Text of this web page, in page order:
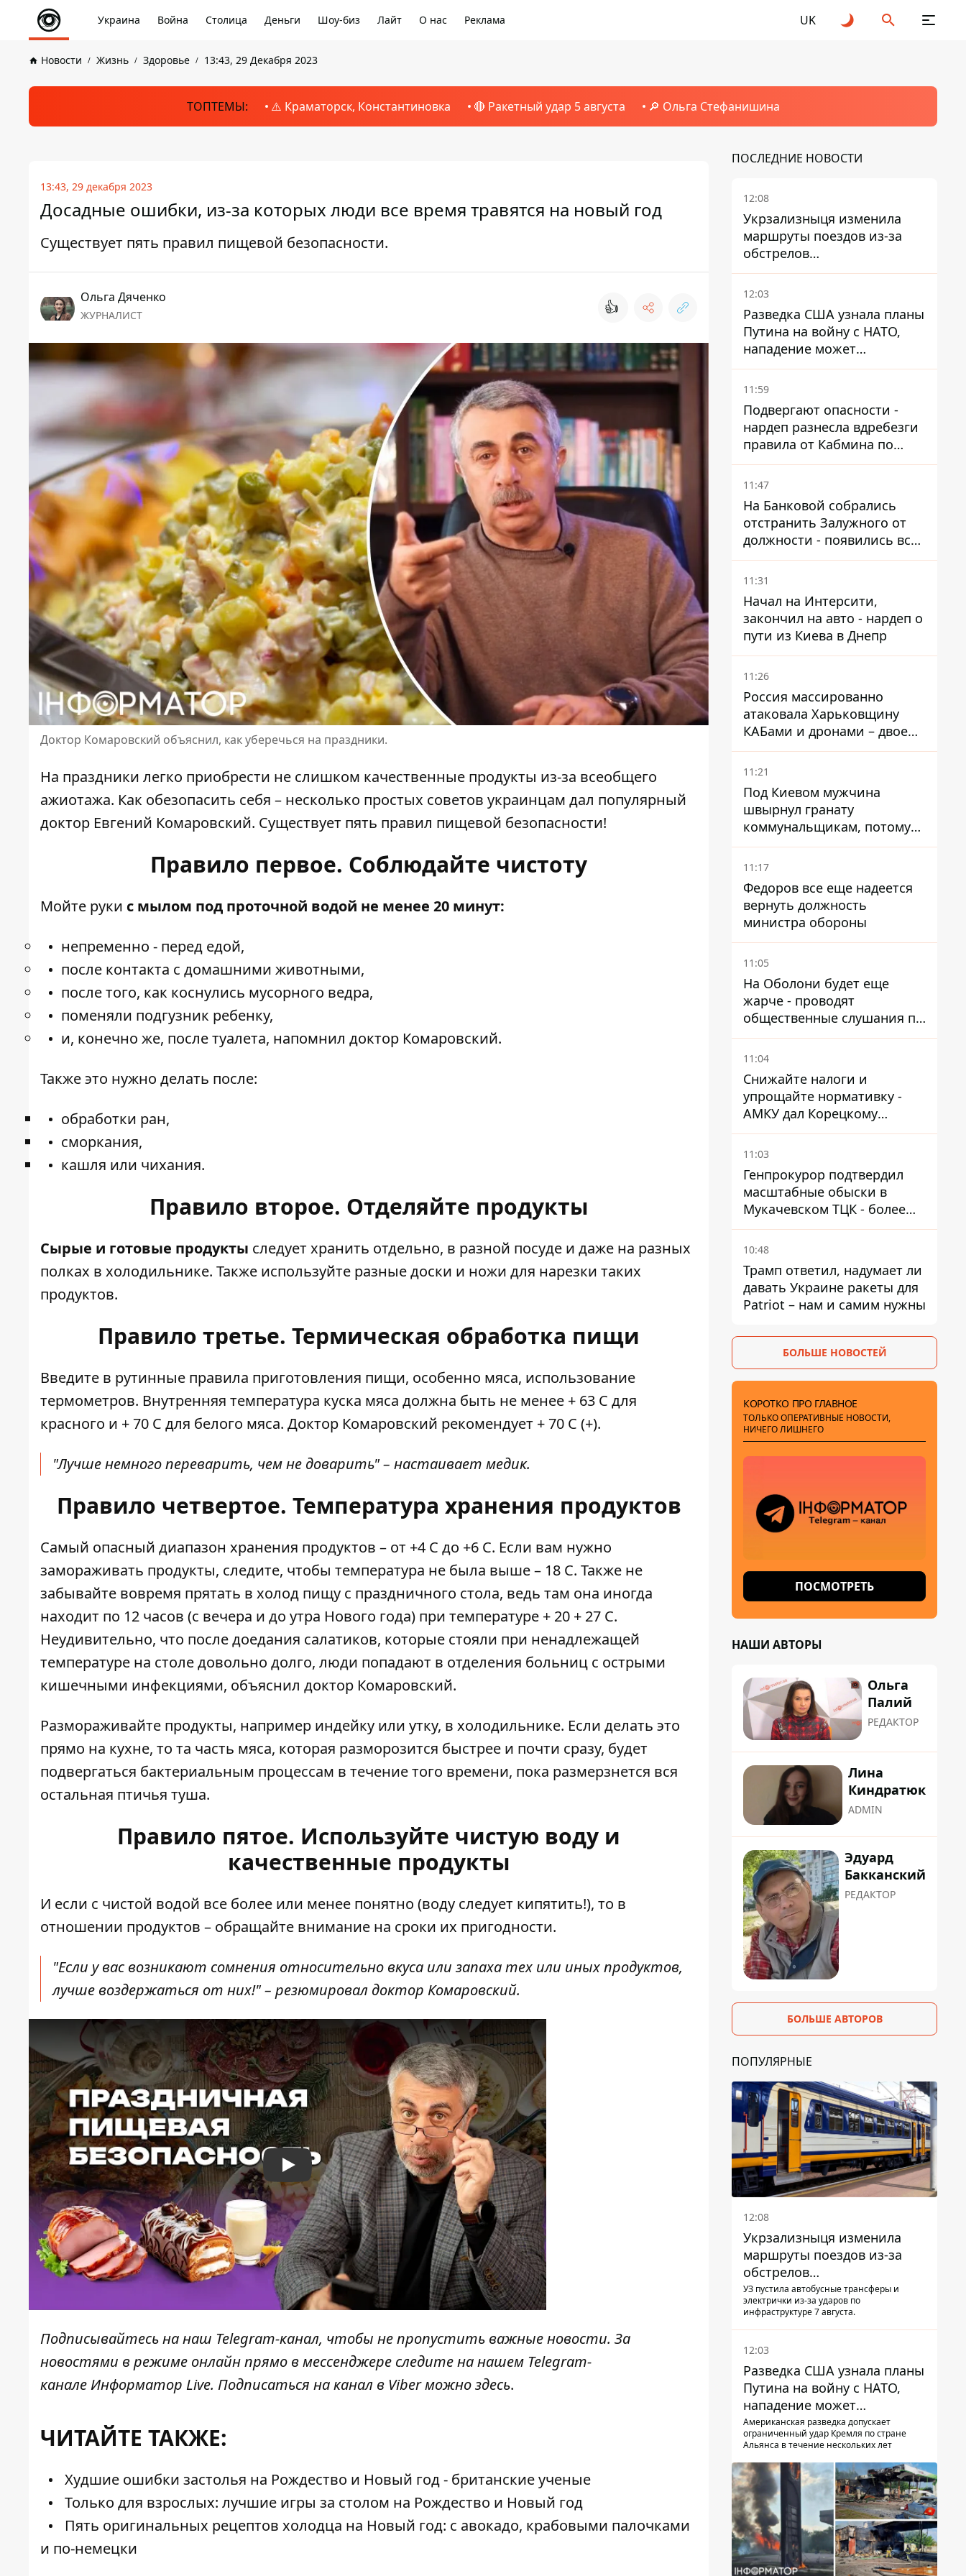
Украина Война Столица Деньги Шоу-биз Лайт О нас Реклама UK
Новости Жизнь Здоровье 13:43, 29 Декабря 2023
ТОПТЕМЫ: ⚠️ Краматорск, Константиновка 🔴 Ракетный удар 5 августа 🔎 Ольга Стефанишина
13:43, 29 декабря 2023
Досадные ошибки, из-за которых люди все время травятся на новый год
Существует пять правил пищевой безопасности.
Ольга Дяченко
ЖУРНАЛИСТ 👍
Доктор Комаровский объяснил, как уберечься на праздники.
На праздники легко приобрести не слишком качественные продукты из-за всеобщего
ажиотажа. Как обезопасить себя – несколько простых советов украинцам дал популярный
доктор Евгений Комаровский. Существует пять правил пищевой безопасности!
Правило первое. Соблюдайте чистоту
Мойте руки с мылом под проточной водой не менее 20 минут:
непременно - перед едой,
после контакта с домашними животными,
после того, как коснулись мусорного ведра,
поменяли подгузник ребенку,
и, конечно же, после туалета, напомнил доктор Комаровский.
Также это нужно делать после:
обработки ран,
сморкания,
кашля или чихания.
Правило второе. Отделяйте продукты
Сырые и готовые продукты следует хранить отдельно, в разной посуде и даже на разных
полках в холодильнике. Также используйте разные доски и ножи для нарезки таких
продуктов.
Правило третье. Термическая обработка пищи
Введите в рутинные правила приготовления пищи, особенно мяса, использование
термометров. Внутренняя температура куска мяса должна быть не менее + 63 С для
красного и + 70 С для белого мяса. Доктор Комаровский рекомендует + 70 С (+).
"Лучше немного переварить, чем не доварить" – настаивает медик.
Правило четвертое. Температура хранения продуктов
Самый опасный диапазон хранения продуктов – от +4 С до +6 С. Если вам нужно
замораживать продукты, следите, чтобы температура не была выше – 18 С. Также не
забывайте вовремя прятать в холод пищу с праздничного стола, ведь там она иногда
находит по 12 часов (с вечера и до утра Нового года) при температуре + 20 + 27 С.
Неудивительно, что после доедания салатиков, которые стояли при ненадлежащей
температуре на столе довольно долго, люди попадают в отделения больниц с острыми
кишечными инфекциями, объяснил доктор Комаровский.
Размораживайте продукты, например индейку или утку, в холодильнике. Если делать это
прямо на кухне, то та часть мяса, которая разморозится быстрее и почти сразу, будет
подвергаться бактериальным процессам в течение того времени, пока размерзнется вся
остальная птичья туша.
Правило пятое. Используйте чистую воду и
качественные продукты
И если с чистой водой все более или менее понятно (воду следует кипятить!), то в
отношении продуктов – обращайте внимание на сроки их пригодности.
"Если у вас возникают сомнения относительно вкуса или запаха тех или иных продуктов,
лучше воздержаться от них!" – резюмировал доктор Комаровский.
Play
Подписывайтесь на наш Telegram-канал, чтобы не пропустить важные новости. За
новостями в режиме онлайн прямо в мессенджере следите на нашем Telegram-
канале Информатор Live. Подписаться на канал в Viber можноздесь.
ЧИТАЙТЕ ТАКЖЕ:
Худшие ошибки застолья на Рождество и Новый год - британские ученые
Только для взрослых: лучшие игры за столом на Рождество и Новый год
Пять оригинальных рецептов холодца на Новый год: с авокадо, крабовыми палочками
и по-немецки
ПОСЛЕДНИЕ НОВОСТИ
12:08
Укрзализныця изменила
маршруты поездов из-за
обстрелов
Днепропетровщины,
Харьковщины и Запорожья
12:03
Разведка США узнала планы
Путина на войну с НАТО,
нападение может
произойти осенью – в WSJ
раскрыли детали
11:59
Подвергают опасности -
нардеп разнесла вдребезги
правила от Кабмина по
хранению горючего
11:47
На Банковой собрались
отстранить Залужного от
должности - появились все
признаки
11:31
Начал на Интерсити,
закончил на авто - нардеп о
пути из Киева в Днепр
11:26
Россия массированно
атаковала Харьковщину
КАБами и дронами – двое
погибших и 19 раненых
11:21
Под Киевом мужчина
швырнул гранату
коммунальщикам, потому
что не хотел платить по
квитанциям
11:17
Федоров все еще надеется
вернуть должность
министра обороны
11:05
На Оболони будет еще
жарче - проводят
общественные слушания по
поводу храма УГКЦ на
Северной
11:04
Снижайте налоги и
упрощайте нормативку -
АМКУ дал Корецкому
советы по снижению цен на
топливо
11:03
Генпрокурор подтвердил
масштабные обыски в
Мукачевском ТЦК - более
1,5 тысяч списанных с
военного учета за взятки
10:48
Трамп ответил, надумает ли
давать Украине ракеты для
Patriot – нам и самим нужны
БОЛЬШЕ НОВОСТЕЙ
КОРОТКО ПРО ГЛАВНОЕ
ТОЛЬКО ОПЕРАТИВНЫЕ НОВОСТИ,
НИЧЕГО ЛИШНЕГО
ПОСМОТРЕТЬ
НАШИ АВТОРЫ
Ольга
Палий
РЕДАКТОР
Лина
Киндратюк
ADMIN
Эдуард
Бакканский
РЕДАКТОР
БОЛЬШЕ АВТОРОВ
ПОПУЛЯРНЫЕ
12:08
Укрзализныця изменила
маршруты поездов из-за
обстрелов
Днепропетровщины,
Харьковщины и Запорожья
УЗ пустила автобусные трансферы и
электрички из-за ударов по
инфраструктуре 7 августа.
12:03
Разведка США узнала планы
Путина на войну с НАТО,
нападение может
произойти осенью – в WSJ
раскрыли детали
Американская разведка допускает
ограниченный удар Кремля по стране
Альянса в течение нескольких лет